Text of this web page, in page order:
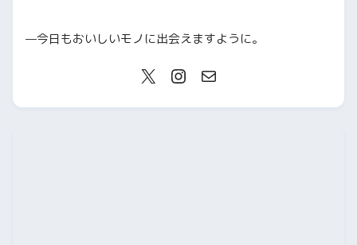
—今日もおいしいモノに出会えますように。